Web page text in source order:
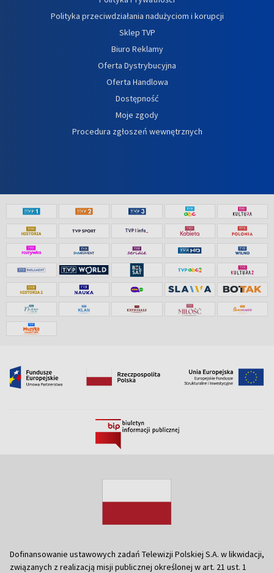
Polityka przeciwdziałania nadużyciom i korupcji
Sklep TVP
Biuro Reklamy
Oferta Dystrybucyjna
Oferta Handlowa
Dostępność
Moje zgody
Procedura zgłoszeń wewnętrznych
Dofinansowanie ustawowych zadań Telewizji Polskiej S.A. w likwidacji,
związanych z realizacją misji publicznej określonej w art. 21 ust. 1